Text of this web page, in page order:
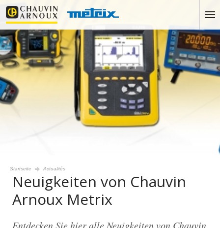
Startseite Actualités
Neuigkeiten von Chauvin
Arnoux Metrix
Entdecken Sie hier alle Neuigkeiten von Chauvin